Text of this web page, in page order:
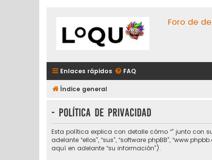
Foro de
Enlaces rápidos FAQ
Índice general
- Política de privacidad
Esta política explica con detalle cómo “” junto con
adelante “ellos”, “sus”, “software phpBB”,
aquí en adelante “su información”).